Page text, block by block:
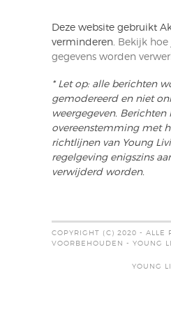
Deze website gebruikt
verminderen. Bekijk hoe
gegevens worden
* Let op: alle berichten
gemodereerd en niet
weergegeven. Berichten
overeenstemming met
richtlijnen van Young
regelgeving enigszins
verwijderd worden.
COPYRIGHT (C) 2020 - ALLE
VOORBEHOUDEN - YOUNG
YOUNG